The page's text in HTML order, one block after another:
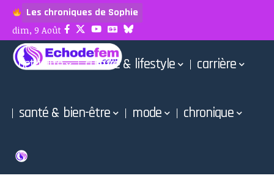
Les chroniques de Sophie
dim, 9 Août
actualité culture & lifestyle carrière
santé & bien-être mode chronique